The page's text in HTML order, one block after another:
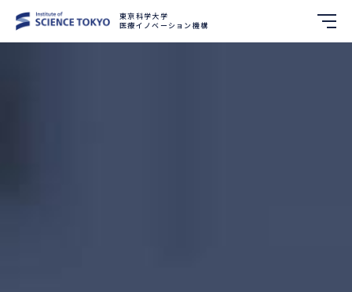
東京科学大学
医療イノベーション機構